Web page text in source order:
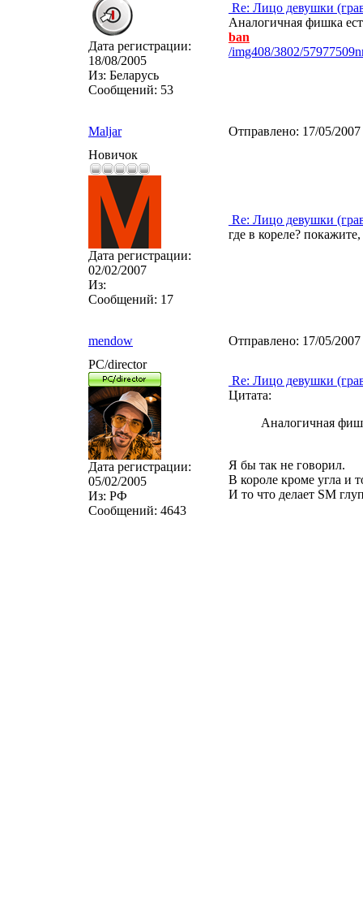
Дата регистрации:
18/08/2005
Из: Беларусь
Сообщений: 53
Re: Лицо девушки
Аналогичная фишка
ban
/img408/3802/
Maljar Отправлено: 17/05/
Новичок
Дата регистрации:
02/02/2007
Из:
Сообщений: 17
Re: Лицо девушки
где в кореле?
mendow Отправлено: 17/05/
PC/director
Дата регистрации:
05/02/2005
Из: РФ
Сообщений: 4643
Re: Лицо девушки
Цитата:
Аналогичная
Я бы так не говорил.
В короле кроме угла и
И то что делает SM